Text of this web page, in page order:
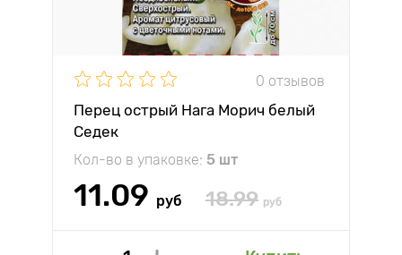
0 отзывов
Перец острый Нага Морич белый
Седек
Кол-во в упаковке: 5 шт
11.09 руб 18.99 руб